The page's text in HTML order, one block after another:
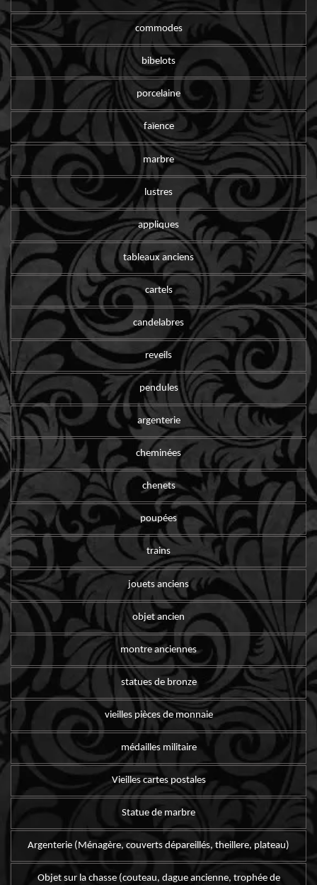
commodes
bibelots
porcelaine
faïence
marbre
lustres
appliques
tableaux anciens
cartels
candelabres
reveils
pendules
argenterie
cheminées
chenets
poupées
trains
jouets anciens
objet ancien
montre anciennes
statues de bronze
vieilles pièces de monnaie
médailles militaire
Vieilles cartes postales
Statue de marbre
Argenterie (Ménagère, couverts dépareillés, theillere, plateau)
Objet sur la chasse (couteau, dague ancienne, trophée de